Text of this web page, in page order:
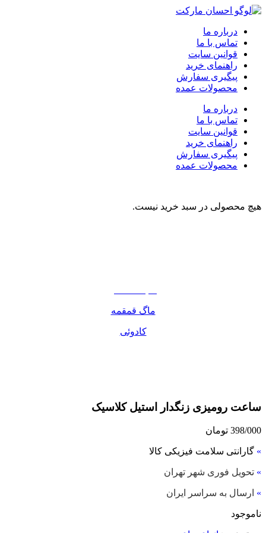
درباره ما
تماس با ما
قوانین سایت
راهنمای خرید
پیگیری سفارش
محصولات عمده
درباره ما
تماس با ما
قوانین سایت
راهنمای خرید
پیگیری سفارش
محصولات عمده
هیچ محصولی در سبد خرید نیست.
ماگ قمقمه
کادوئی
ساعت رومیزی زنگدار استیل کلاسیک
398/000 تومان
» گارانتی سلامت فیزیکی کالا
» تحویل فوری شهر تهران
» ارسال به سراسر ایران
ناموجود